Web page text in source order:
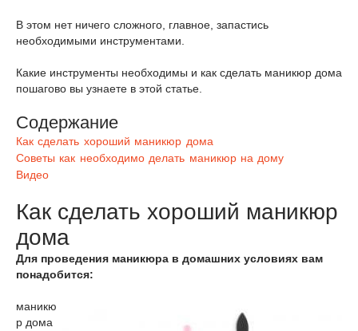
В этом нет ничего сложного, главное, запастись
необходимыми инструментами.
Какие инструменты необходимы и как сделать маникюр дома
пошагово вы узнаете в этой статье.
Содержание
Как сделать хороший маникюр дома
Советы как необходимо делать маникюр на дому
Видео
Как сделать хороший маникюр
дома
Для проведения маникюра в домашних условиях вам
понадобится:
маникю
р дома